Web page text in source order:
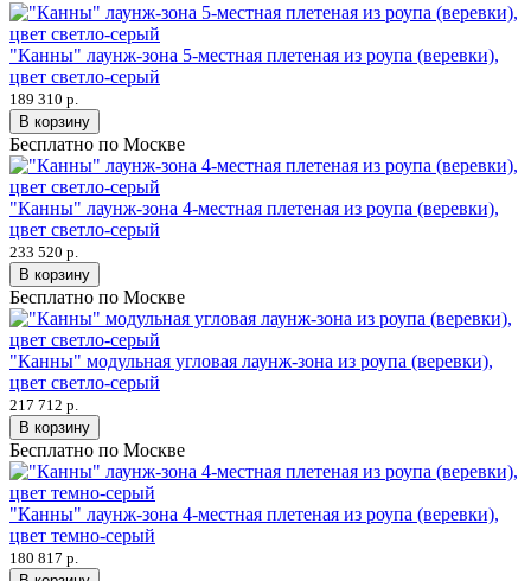
"Канны" лаунж-зона 5-местная плетеная из роупа (веревки),
цвет светло-серый
189 310 р.
В корзину
Бесплатно по Москве
"Канны" лаунж-зона 4-местная плетеная из роупа (веревки),
цвет светло-серый
233 520 р.
В корзину
Бесплатно по Москве
"Канны" модульная угловая лаунж-зона из роупа (веревки),
цвет светло-серый
217 712 р.
В корзину
Бесплатно по Москве
"Канны" лаунж-зона 4-местная плетеная из роупа (веревки),
цвет темно-серый
180 817 р.